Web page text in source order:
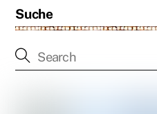
Suche